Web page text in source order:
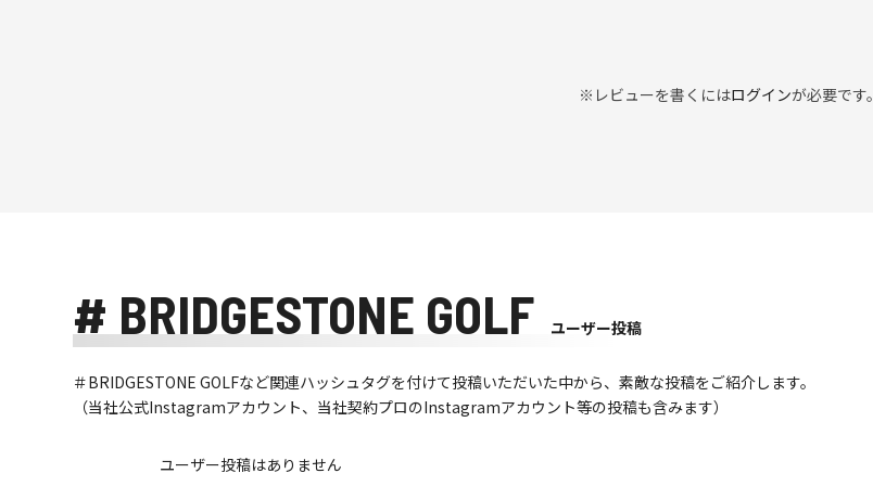
※レビューを書くにはログインが必要です。
# BRIDGESTONE GOLF ユーザー投稿
＃BRIDGESTONE GOLFなど関連ハッシュタグを付けて投稿いただいた中から、素敵な投稿をご紹介します。
（当社公式Instagramアカウント、当社契約プロのInstagramアカウント等の投稿も含みます）
ユーザー投稿はありません